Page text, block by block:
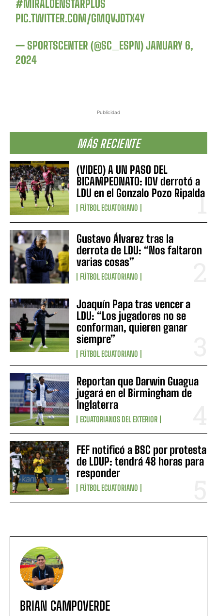
Publicidad
MÁS RECIENTE
(VIDEO) A UN PASO DEL
BICAMPEONATO: IDV derrotó a
LDU en el Gonzalo Pozo Ripalda
FÚTBOL ECUATORIANO
Gustavo Álvarez tras la
derrota de LDU: “Nos faltaron
varias cosas”
FÚTBOL ECUATORIANO
Joaquín Papa tras vencer a
LDU: “Los jugadores no se
conforman, quieren ganar
siempre”
FÚTBOL ECUATORIANO
Reportan que Darwin Guagua
jugará en el Birmingham de
Inglaterra
ECUATORIANOS DEL EXTERIOR
FEF notificó a BSC por protesta
de LDUP: tendrá 48 horas para
responder
FÚTBOL ECUATORIANO
#MIRALOENSTARPLUS
PIC.TWITTER.COM/GMQVJDTX4Y
— SPORTSCENTER (@SC_ESPN)JANUARY 6,
2024
BRIAN CAMPOVERDE